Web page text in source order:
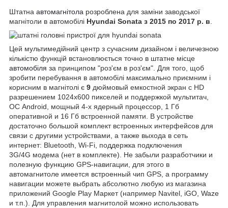
Штатна автомагнітола розроблена для заміни заводської
магнітоли в автомобілі Hyundai Sonata з 2015 по 2017 р. в.
Цей мультимедійний центр з сучасним дизайном і величезною
кількістю функцій встановлюється точно в штатне місце
автомобіля за принципом "роз'єм в роз'єм". Для того, щоб
зробити перебування в автомобілі максимально приємним і
корисним в магнітолі є 9 дюймовый емкостной экран с HD
разрешением 1024x600 пикселей и поддержкой мультитач,
ОС Android, мощный 4-х ядерный процессор, 1 Гб
оперативной и 16 Гб встроенной памяти. В устройстве
достаточно большой комплект встроенных интерфейсов для
связи с другими устройствами, а также выхода в сеть
интернет: Bluetooth, Wi-Fi, поддержка подключения
3G/4G модема (нет в комплекте). Не забыли разработчики и
полезную функцию GPS-навигации, для этого в
автомагнитоле имеется встроенный чип GPS, а программу
навигации можете выбрать абсолютно любую из магазина
приложений Google Play Маркет (например Navitel, iGO, Waze
и т.п.). Для управления магнитолой можно использовать